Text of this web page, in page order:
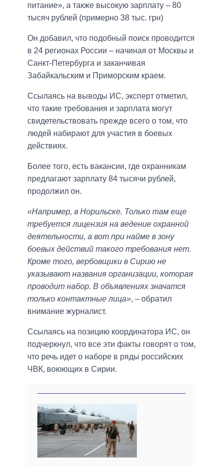
питание», а также высокую зарплату – 80
тысяч рублей (примерно 38 тыс. грн)
Он добавил, что подобный поиск проводится
в 24 регионах России – начиная от Москвы и
Санкт-Петербурга и заканчивая
Забайкальским и Приморским краем.
Ссылаясь на выводы ИС, эксперт отметил,
что такие требования и зарплата могут
свидетельствовать прежде всего о том, что
людей набирают для участия в боевых
действиях.
Более того, есть вакансии, где охранникам
предлагают зарплату 84 тысячи рублей,
продолжил он.
«Например, в Норильске. Только там еще
требуется лицензия на ведение охранной
деятельности, а вот при найме в зону
боевых действий такого требования нет.
Кроме того, вербовщики в Сирию не
указывают названия организации, которая
проводит набор. В объявлениях значатся
только контактные лица», – обратил
внимание журналист.
Ссылаясь на позицию координатора ИС, он
подчеркнул, что все эти факты говорят о том,
что речь идет о наборе в ряды российских
ЧВК, воюющих в Сирии.